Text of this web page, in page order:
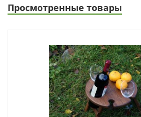
Просмотренные товары